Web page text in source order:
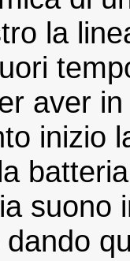
la
aver
inizio
suono